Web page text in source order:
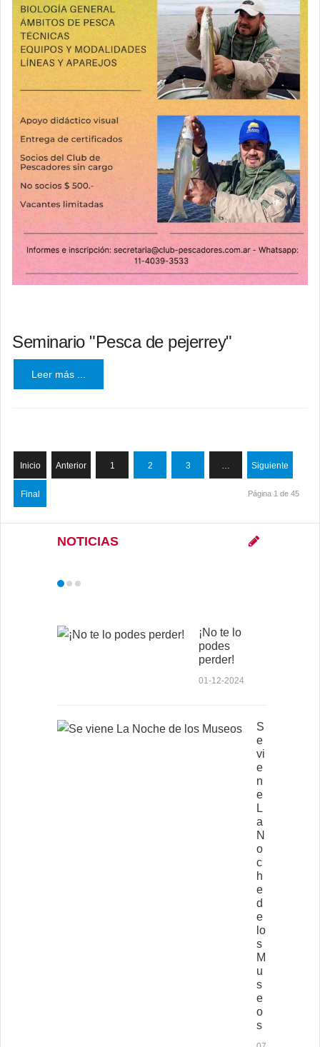
Seminario "Pesca de pejerrey"
Leer más ...
Inicio Anterior 1 2 3 … Siguiente
Final Página 1 de 45
NOTICIAS
¡No te lo
podes
perder!
01-12-2024
S
e
vi
e
n
e
L
a
N
o
c
h
e
d
e
lo
s
M
u
s
e
o
s